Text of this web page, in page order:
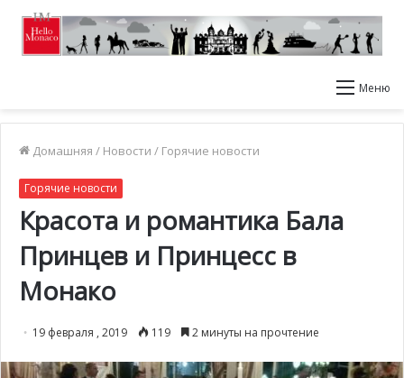
Меню
Домашняя / Новости / Горячие новости
Горячие новости
Красота и романтика Бала
Принцев и Принцесс в
Монако
19 февраля , 2019 119 2 минуты на прочтение